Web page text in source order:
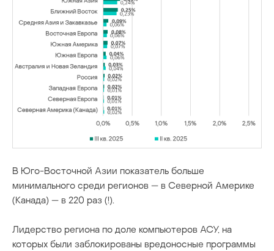
В Юго-Восточной Азии показатель больше
минимального среди регионов — в Северной Америке
(Канада) — в 220 раз (!).
Лидерство региона по доле компьютеров АСУ, на
которых были заблокированы вредоносные программы